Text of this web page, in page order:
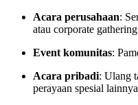
Acara perusahaan:
atau corporate
Event komunitas:
Acara pribadi: Ulang
perayaan spesial